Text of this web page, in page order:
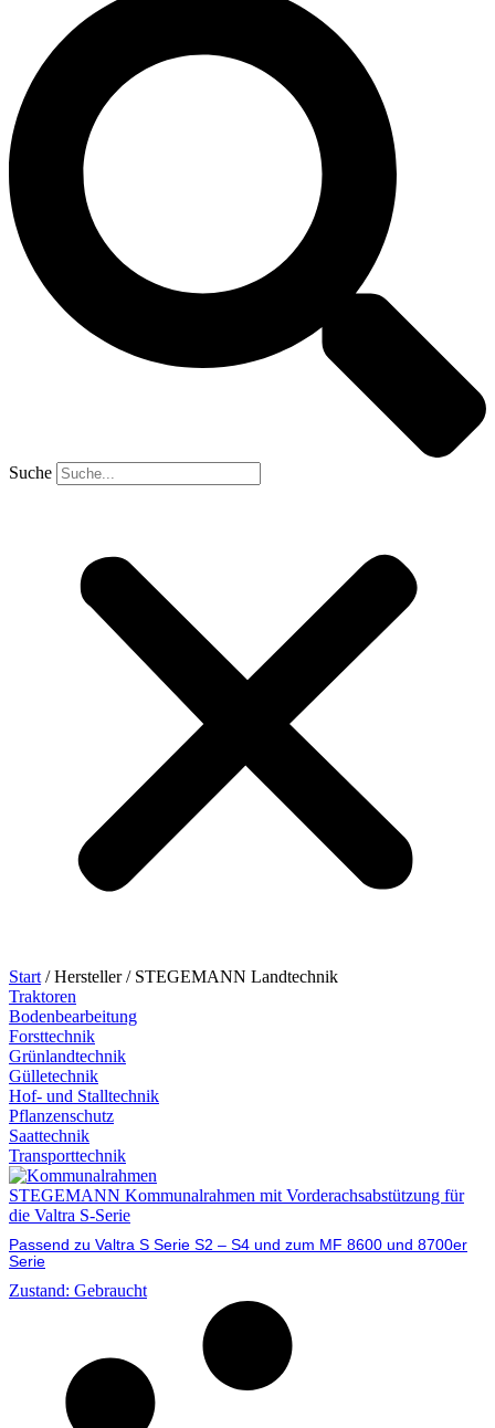
Suche
Start / Hersteller / STEGEMANN Landtechnik
Traktoren
Bodenbearbeitung
Forsttechnik
Grünlandtechnik
Gülletechnik
Hof- und Stalltechnik
Pflanzenschutz
Saattechnik
Transporttechnik
STEGEMANN Kommunalrahmen mit Vorderachsabstützung für
die Valtra S-Serie
Passend zu Valtra S Serie S2 – S4 und zum MF 8600 und 8700er
Serie
Zustand: Gebraucht